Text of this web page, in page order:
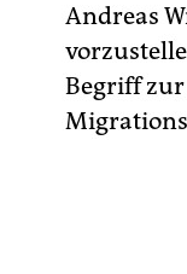
Andreas
Begriff